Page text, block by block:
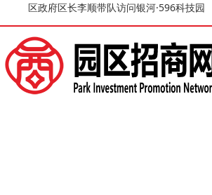
区政府区长李顺带队访问银河·596科技园